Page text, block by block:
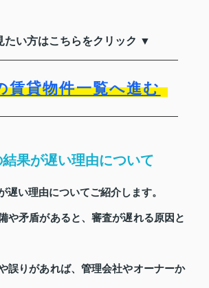
たい方はこちらをクリック ▼
賃貸物件一覧へ進む
果が遅い理由について
遅い理由についてご紹介します。
や矛盾があると、審査が遅れる原因と
誤りがあれば、管理会社やオーナーか